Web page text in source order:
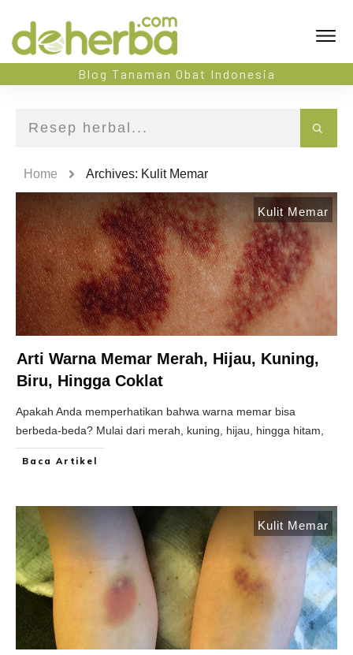
Blog Tanaman Obat Indonesia
Home Archives: Kulit Memar
Kulit Memar
Arti Warna Memar Merah, Hijau, Kuning,
Biru, Hingga Coklat
Apakah Anda memperhatikan bahwa warna memar bisa
berbeda-beda? Mulai dari merah, kuning, hijau, hingga hitam,
Baca Artikel
Kulit Memar